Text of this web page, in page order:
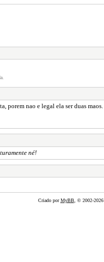
porem nao e legal ela ser duas maos.
né!
Criado porMyBB, © 2002-2026